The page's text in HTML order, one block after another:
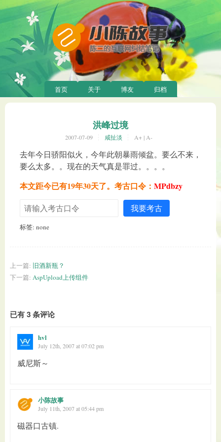
首页 关于 博友 归档
洪峰过境
2007-07-09 咸扯淡 A+ |A-
去年今日骄阳似火，今年此朝暴雨倾盆。要么不来，
要么太多。。现在的天气真是罪过。。。。
本文距今已有19年30天了。考古口令： MPdbzy
我要考古
标签: none
上一篇: 旧酒新瓶？
下一篇: AspUpload上传组件
已有 3 条评论
hvl
July 12th, 2007 at 07:02 pm
威尼斯～
小陈故事
July 11th, 2007 at 05:44 pm
磁器口古镇.